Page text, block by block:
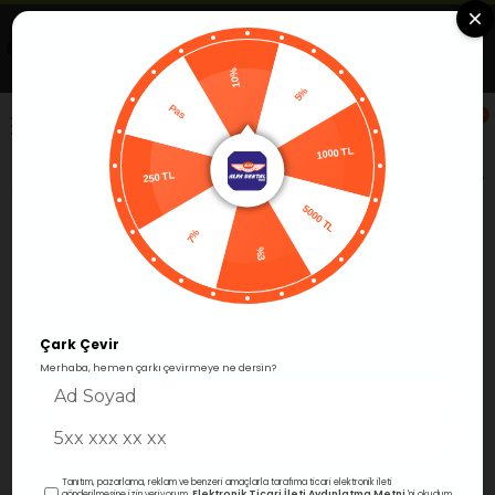
0
Restoratif Kompozit Dolgular Estetik
Ücretsiz Kargo
Uygulamada Aç
Alfa Group Dental
Ücretsiz -Google Play'de
5000 TL
Çark Çevir
Merhaba, hemen çarkı çevirmeye ne dersin?
Tanıtım, pazarlama, reklam ve benzeri amaçlarla tarafıma ticari elektronik ileti